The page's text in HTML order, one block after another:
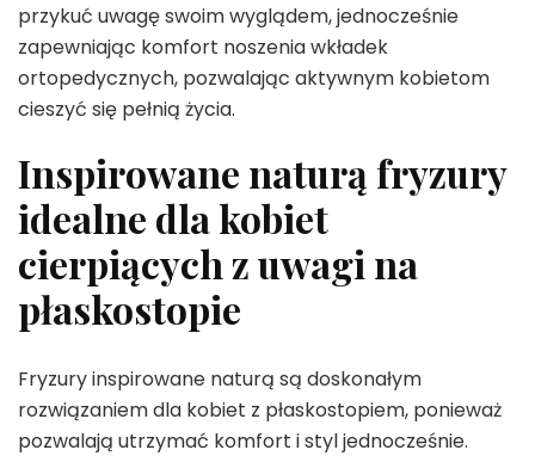
przykuć uwagę swoim wyglądem, jednocześnie
zapewniając komfort noszenia wkładek
ortopedycznych, pozwalając aktywnym kobietom
cieszyć się pełnią życia.
Inspirowane naturą fryzury
idealne dla kobiet
cierpiących z uwagi na
płaskostopie
Fryzury inspirowane naturą są doskonałym
rozwiązaniem dla kobiet z płaskostopiem, ponieważ
pozwalają utrzymać komfort i styl jednocześnie.